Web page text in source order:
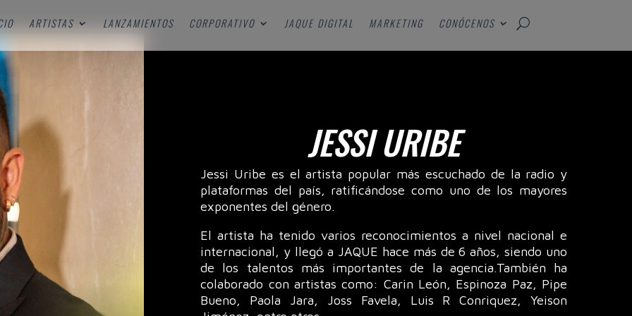
ARTISTAS LANZAMIENTOS CORPORATIVO JAQUE DIGITAL MARKETING CONÓCENOS
JESSI URIBE
Jessi Uribe es el artista popular más escuchado de la radio y
plataformas del país, ratificándose como uno de los mayores
exponentes del género.
El artista ha tenido varios reconocimientos a nivel nacional e
internacional, y llegó a JAQUE hace más de 6 años, siendo uno
de los talentos más importantes de la agencia.También ha
colaborado con artistas como: Carin León, Espinoza Paz, Pipe
Bueno, Paola Jara, Joss Favela, Luis R Conriquez, Yeison